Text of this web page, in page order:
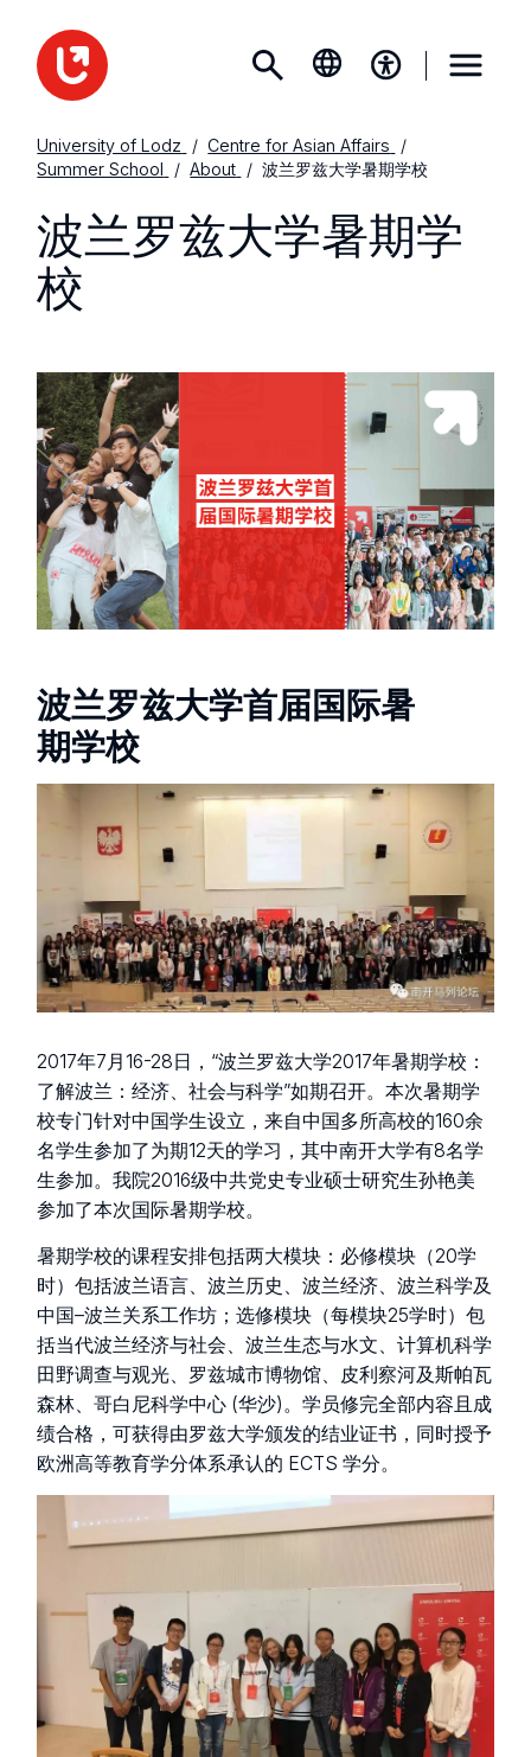
University of Lodz
Centre for Asian Affairs
Summer School
About 波兰罗兹大学暑期学校
波兰罗兹大学暑期学
校
波兰罗兹大学首届国际暑
期学校
2017年7月16-28日，“波兰罗兹大学2017年暑期学校：
了解波兰：经济、社会与科学”如期召开。本次暑期学
校专门针对中国学生设立，来自中国多所高校的160余
名学生参加了为期12天的学习，其中南开大学有8名学
生参加。我院2016级中共党史专业硕士研究生孙艳美
参加了本次国际暑期学校。
暑期学校的课程安排包括两大模块：必修模块（20学
时）包括波兰语言、波兰历史、波兰经济、波兰科学及
中国–波兰关系工作坊；选修模块（每模块25学时）包
括当代波兰经济与社会、波兰生态与水文、计算机科学
田野调查与观光、罗兹城市博物馆、皮利察河及斯帕瓦
森林、哥白尼科学中心 (华沙)。学员修完全部内容且成
绩合格，可获得由罗兹大学颁发的结业证书，同时授予
欧洲高等教育学分体系承认的 ECTS 学分。